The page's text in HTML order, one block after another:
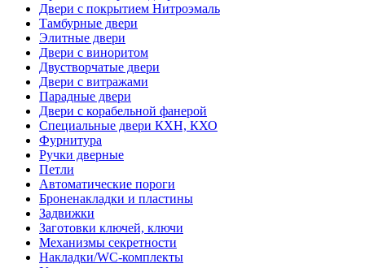
Двери с покрытием Нитроэмаль
Тамбурные двери
Элитные двери
Двери с виноритом
Двустворчатые двери
Двери с витражами
Парадные двери
Двери с корабельной фанерой
Специальные двери КХН, КХО
Фурнитура
Ручки дверные
Петли
Автоматические пороги
Броненакладки и пластины
Задвижки
Заготовки ключей, ключи
Механизмы секретности
Накладки/WC-комплекты